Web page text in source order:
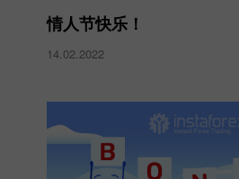
情人节快乐！
14.02.2022